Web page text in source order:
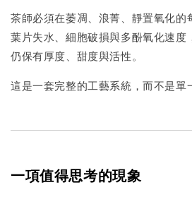
茶師必須在萎凋、浪菁、靜置氧化的
葉片失水、細胞破損與多酚氧化速度
仍保有厚度、甜度與活性。
這是一套完整的工藝系統，而不是單
一項值得思考的現象